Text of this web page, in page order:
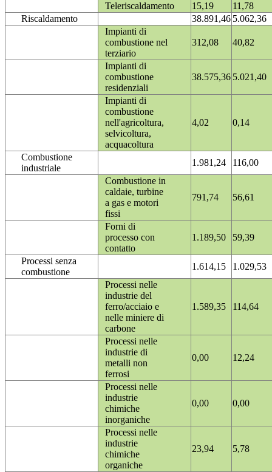
Teleriscaldamento 15,19
11,78
Riscaldamento
38.891,46 5.062,36
Impianti di
combustione nel
terziario
312,08 40,82
Impianti di
combustione
residenziali
38.575,36 5.021,40
Impianti di
combustione
nell'agricoltura,
selvicoltura,
acquacoltura
4,02 0,14
Combustione
industriale
1.981,24
116,00
Combustione in
caldaie, turbine
a gas e motori
fissi
791,74 56,61
Forni di
processo con
contatto
1.189,50 59,39
Processi senza
combustione
1.614,15
1.029,53
Processi nelle
industrie del
ferro/acciaio e
nelle miniere di
carbone
1.589,35 114,64
Processi nelle
industrie di
metalli non
ferrosi
0,00 12,24
Processi nelle
industrie
chimiche
inorganiche
0,00 0,00
Processi nelle
industrie
chimiche
organiche
23,94 5,78